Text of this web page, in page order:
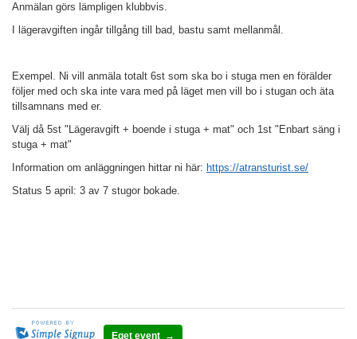
Anmälan görs lämpligen klubbvis.
lägeravgiften ingår tillgång till bad, bastu samt mellanmål.
Exempel. Ni vill anmäla totalt 6st som ska bo i stuga men en förälder
följer med och ska inte vara med på läget men vill bo i stugan och äta
tillsamnans med er.
Välj då 5st "Lägeravgift + boende i stuga + mat" och 1st "Enbart säng i
stuga + mat"
Information om anläggningen hittar ni här: https://atransturist.se/
Status 5 april: 3 av 7 stugor bokade.
Eget event →